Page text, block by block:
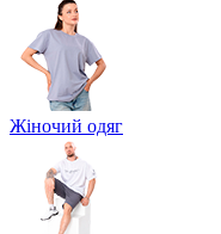
Жіночий одяг